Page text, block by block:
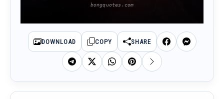
DOWNLOAD COPY SHARE